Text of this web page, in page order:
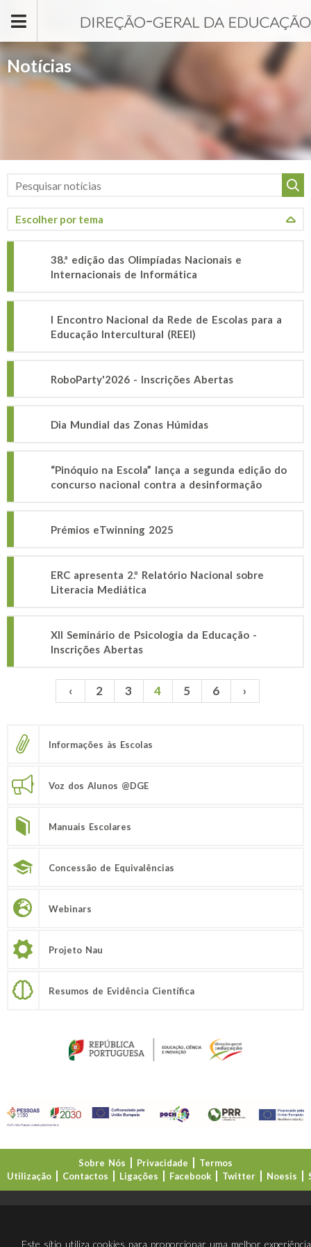
Notícias
38.ª edição das Olimpíadas Nacionais e
Internacionais de Informática
I Encontro Nacional da Rede de Escolas para a
Educação Intercultural (REEI)
RoboParty'2026 - Inscrições Abertas
Dia Mundial das Zonas Húmidas
“Pinóquio na Escola” lança a segunda edição do
concurso nacional contra a desinformação
Prémios eTwinning 2025
ERC apresenta 2.º Relatório Nacional sobre
Literacia Mediática
XII Seminário de Psicologia da Educação -
Inscrições Abertas
Páginas ‹ 2 3 4 5 6 ›
Informações às Escolas
Voz dos Alunos @DGE
Manuais Escolares
Concessão de Equivalências
Webinars
Projeto Nau
Resumos de Evidência Científica
Sobre Nós Privacidade
Termos
Utilização
Contactos Ligações Facebook Twitter Noesis
Este sítio utiliza cookies para proporcionar uma melhor